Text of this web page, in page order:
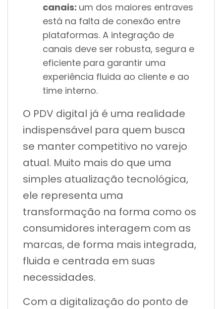
canais: um dos maiores entraves
está na falta de conexão entre
plataformas. A integração de
canais deve ser robusta, segura e
eficiente para garantir uma
experiência fluida ao cliente e ao
time interno.
O PDV digital já é uma realidade
indispensável para quem busca
se manter competitivo no varejo
atual. Muito mais do que uma
simples atualização tecnológica,
ele representa uma
transformação na forma como os
consumidores interagem com as
marcas, de forma mais integrada,
fluida e centrada em suas
necessidades.
Com a digitalização do ponto de